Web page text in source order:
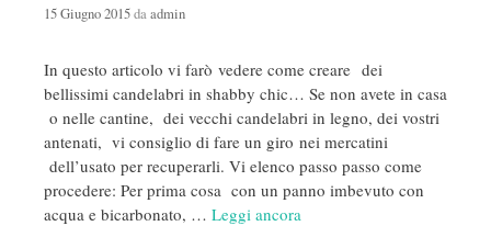
15 Giugno 2015daadmin
In questo articolo vi farò vedere come creare dei
bellissimi candelabri in shabby chic… Se non avete in casa
o nelle cantine, dei vecchi candelabri in legno, dei vostri
antenati, vi consiglio di fare un giro nei mercatini
dell’usato per recuperarli. Vi elenco passo passo come
procedere: Per prima cosa con un panno imbevuto con
acqua e bicarbonato, … Leggi ancora